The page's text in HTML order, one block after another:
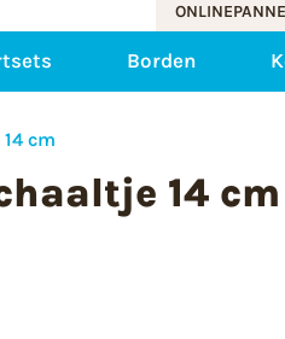
Borden
cm
14 cm